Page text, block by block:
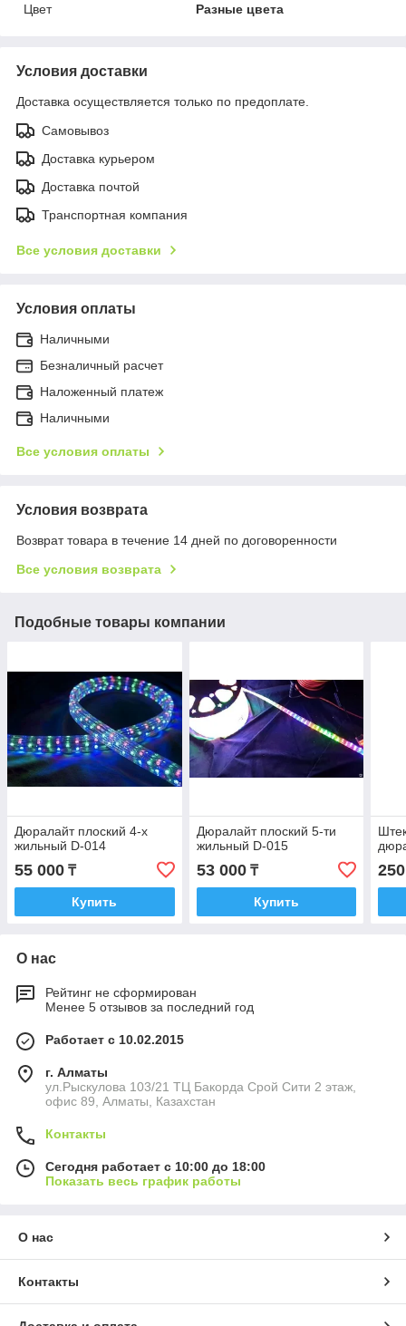
Цвет
Разные цвета
Условия доставки
Доставка осуществляется только по предоплате.
Самовывоз
Доставка курьером
Доставка почтой
Транспортная компания
Все условия доставки
Условия оплаты
Наличными
Безналичный расчет
Наложенный платеж
Наличными
Все условия оплаты
Условия возврата
Возврат товара в течение 14 дней по договоренности
Все условия возврата
Подобные товары компании
Дюралайт плоский 4-х
жильный D-014
55 000 ₸
Купить
Дюралайт плоский 5-ти
жильный D-015
53 000₸
Купить
250
О нас
Рейтинг не сформирован
Менее 5 отзывов за последний год
Работает с 10.02.2015
г. Алматы
ул.Рыскулова 103/21 ТЦ Бакорда Срой Сити 2 этаж,
офис 89, Алматы, Казахстан
Контакты
Сегодня работает с 10:00 до 18:00
Показать весь график работы
О нас
Контакты